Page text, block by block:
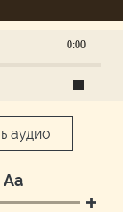
0:00
аудио
Аа